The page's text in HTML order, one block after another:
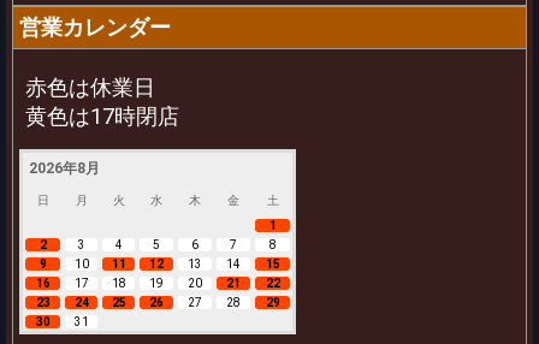
営業カレンダー
赤色は休業日
黄色は17時閉店
2026年8月
日 月 火 水 木 金
土
1
2
3 4 5 6 7
8
9
10 11 12 13 14
15
16
17 18 19 20 21
22
23
24 25 26 27 28
29
30
31